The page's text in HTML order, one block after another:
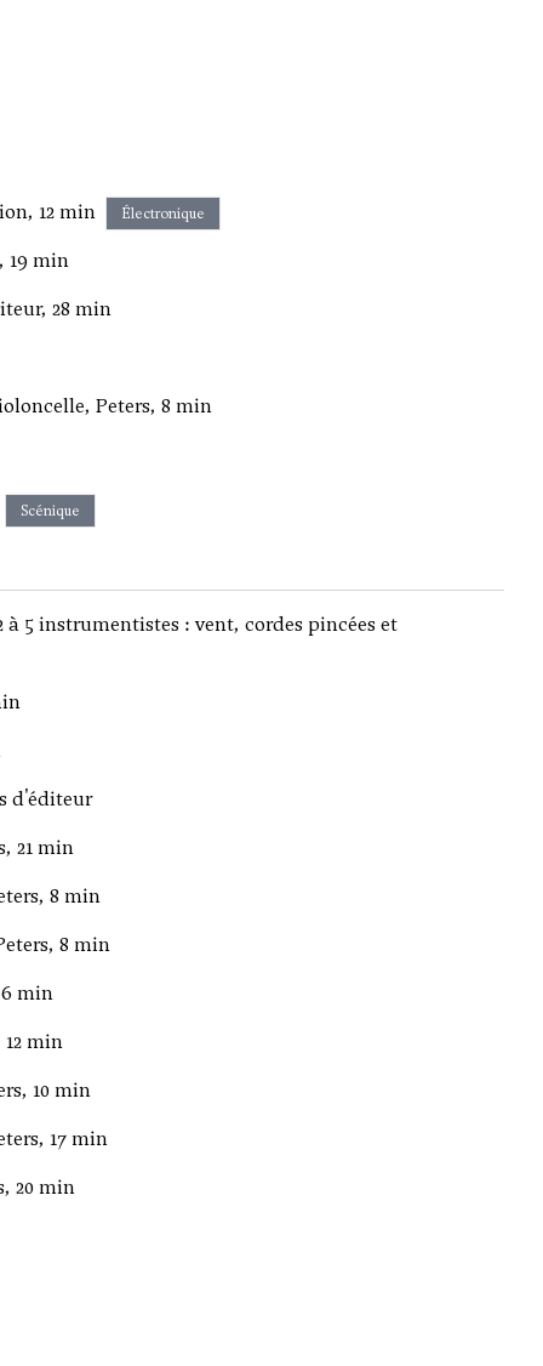
12 min Électronique
19 min
28 min
Peters, 8 min
Scénique
5 instrumentistes : vent, cordes pincées et
d'éditeur
21 min
8 min
8 min
min
min
10 min
17 min
20 min